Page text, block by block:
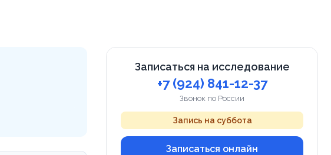
Записаться на исследование
+7 (924) 841-12-37
Звонок по России
Запись на суббота
Записаться онлайн